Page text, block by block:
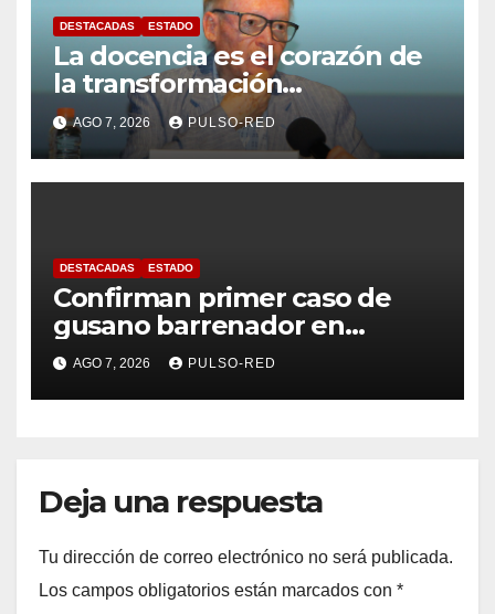
DESTACADAS ESTADO
La docencia es el corazón de
la transformación
universitaria: Rector de la
UATx
AGO 7, 2026 PULSO-RED
DESTACADAS ESTADO
Confirman primer caso de
gusano barrenador en
humano en Tlaxcala
AGO 7, 2026 PULSO-RED
Deja una respuesta
Tu dirección de correo electrónico no será publicada.
Los campos obligatorios están marcados con *